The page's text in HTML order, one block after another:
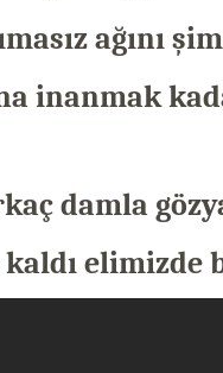
ağını
inanmak
damla
kaldı